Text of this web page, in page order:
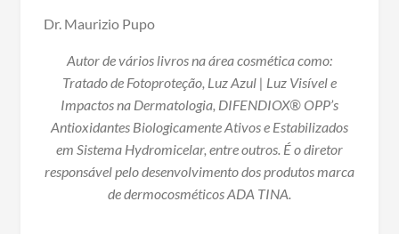
Dr. Maurizio Pupo
Autor de vários livros na área cosmética como:
Tratado de Fotoproteção, Luz Azul | Luz Visível e
Impactos na Dermatologia, DIFENDIOX® OPP’s
Antioxidantes Biologicamente Ativos e Estabilizados
em Sistema Hydromicelar, entre outros. É o diretor
responsável pelo desenvolvimento dos produtos marca
de dermocosméticos ADA TINA.